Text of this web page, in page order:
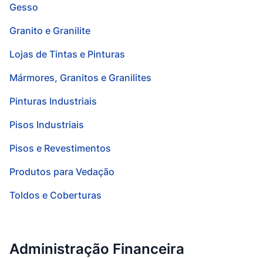
Gesso
Granito e Granilite
Lojas de Tintas e Pinturas
Mármores, Granitos e Granilites
Pinturas Industriais
Pisos Industriais
Pisos e Revestimentos
Produtos para Vedação
Toldos e Coberturas
Administração Financeira